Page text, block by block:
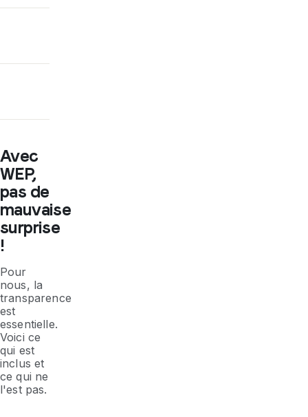
Avec
WEP,
pas de
mauvaise
surprise
!
Pour
nous, la
transparence
est
essentielle.
Voici ce
qui est
inclus et
ce qui ne
l'est pas.